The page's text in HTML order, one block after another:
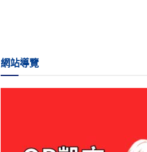
網站導覽